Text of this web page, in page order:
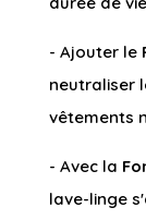
- Ajouter le
neutraliser
vêtements
- Avec la
lave-linge